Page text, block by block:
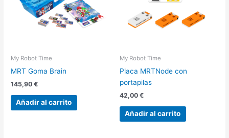
My Robot Time
MRT Goma Brain
145,90€
Añadir al carrito
My Robot Time
Placa MRTNode con
portapilas
42,00 €
Añadir al carrito